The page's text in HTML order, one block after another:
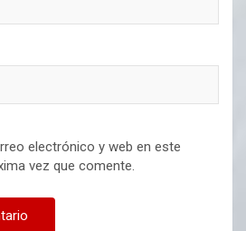
electrónico y web en este
vez que comente.